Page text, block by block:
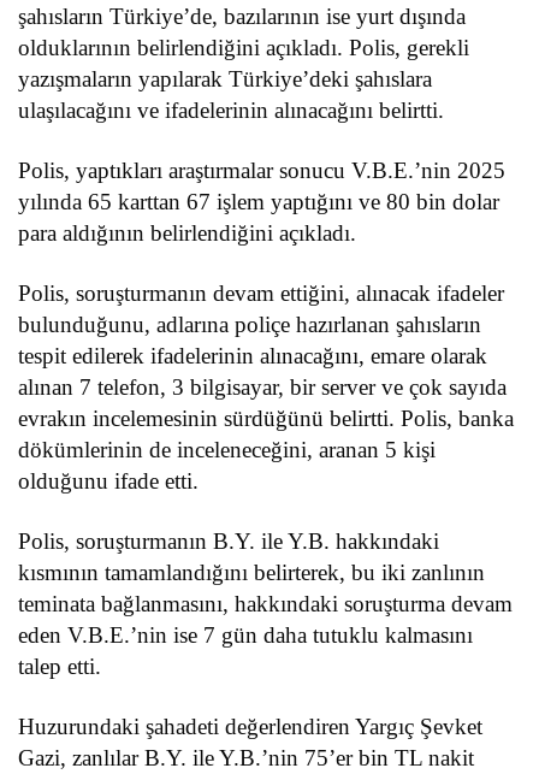
şahısların Türkiye’de, bazılarının ise yurt dışında
olduklarının belirlendiğini açıkladı. Polis, gerekli
yazışmaların yapılarak Türkiye’deki şahıslara
ulaşılacağını ve ifadelerinin alınacağını belirtti.
Polis, yaptıkları araştırmalar sonucu V.B.E.’nin 2025
yılında 65 karttan 67 işlem yaptığını ve 80 bin dolar
para aldığının belirlendiğini açıkladı.
Polis, soruşturmanın devam ettiğini, alınacak ifadeler
bulunduğunu, adlarına poliçe hazırlanan şahısların
tespit edilerek ifadelerinin alınacağını, emare olarak
alınan 7 telefon, 3 bilgisayar, bir server ve çok sayıda
evrakın incelemesinin sürdüğünü belirtti. Polis, banka
dökümlerinin de inceleneceğini, aranan 5 kişi
olduğunu ifade etti.
Polis, soruşturmanın B.Y. ile Y.B. hakkındaki
kısmının tamamlandığını belirterek, bu iki zanlının
teminata bağlanmasını, hakkındaki soruşturma devam
eden V.B.E.’nin ise 7 gün daha tutuklu kalmasını
talep etti.
Huzurundaki şahadeti değerlendiren Yargıç Şevket
Gazi, zanlılar B.Y. ile Y.B.’nin 75’er bin TL nakit